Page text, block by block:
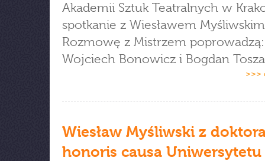
Akademii Sztuk Teatralnych w
spotkanie z Wiesławem
Rozmowę z Mistrzem poprowadzą:
Wojciech Bonowicz i Bogdan
>>>
Wiesław Myśliwski z
honoris causa Uniwersytetu